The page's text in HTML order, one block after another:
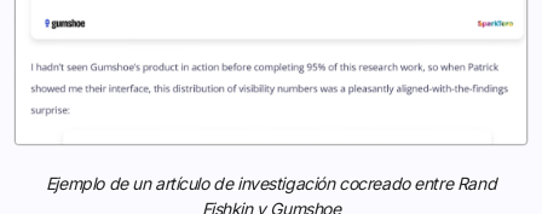
Ejemplo de un artículo de investigación cocreado entre Rand
Fishkin y Gumshoe